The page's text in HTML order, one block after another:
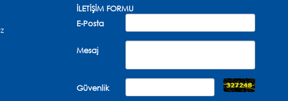
İLETİŞİM FORMU
E-Posta
Mesaj
Güvenlik